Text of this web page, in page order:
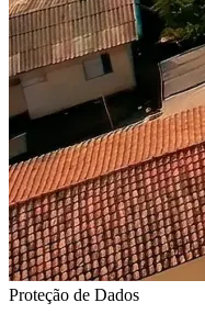
Proteção de Dados